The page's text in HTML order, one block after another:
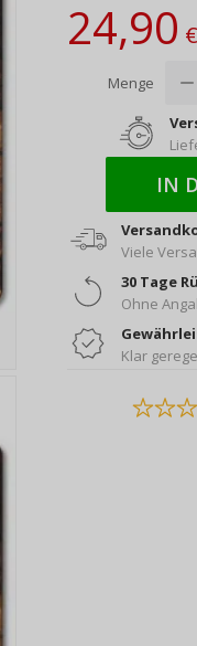
24,90€
Menge
IN
Viele
30 Tage
Ohne
Klar